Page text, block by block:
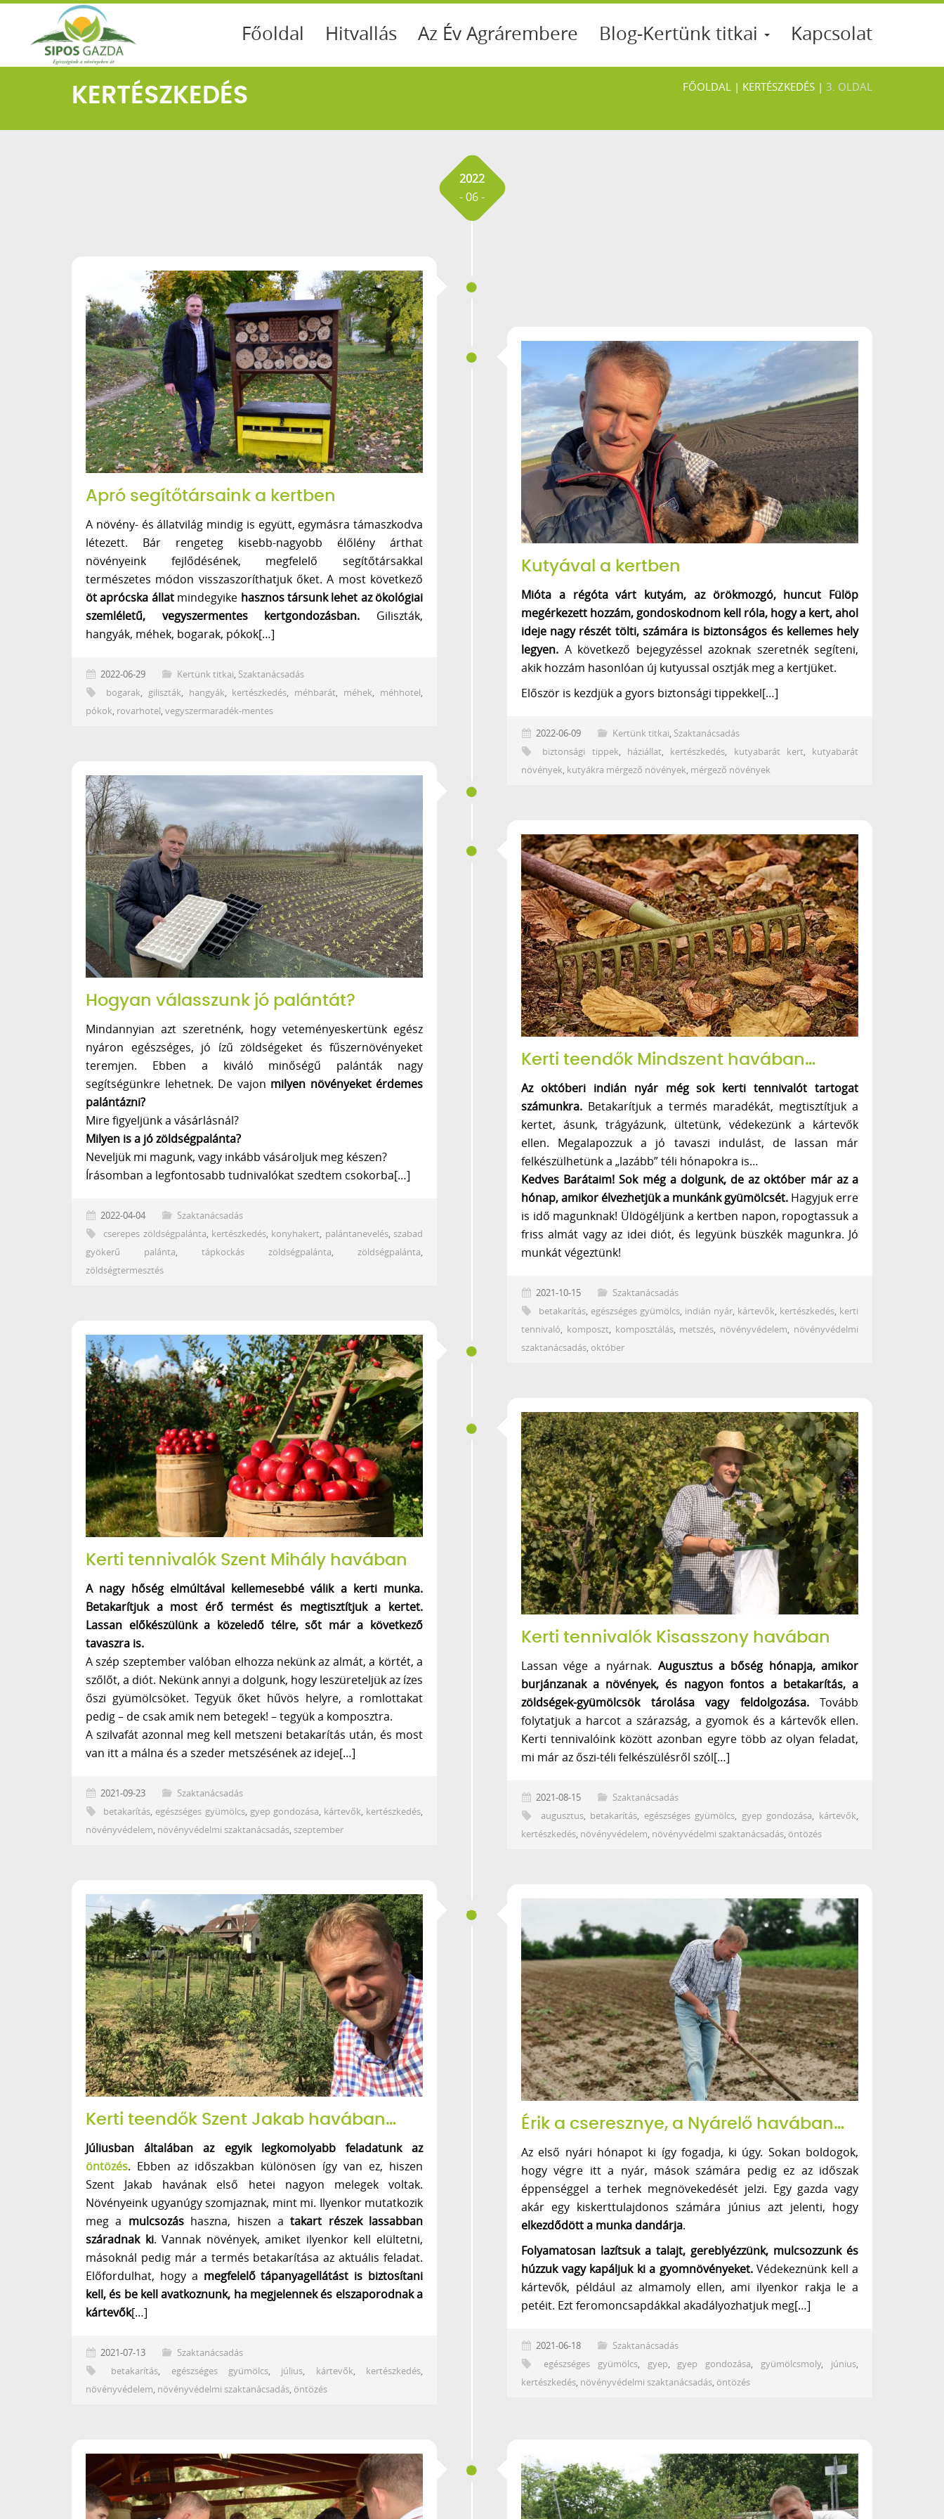
Főoldal Hitvallás Az Év Agrárembere Blog-Kertünk titkai Kapcsolat
KERTÉSZKEDÉS FŐOLDAL | KERTÉSZKEDÉS | 3. OLDAL
2022
- 06 -
Apró segítőtársaink a kertben
A növény- és állatvilág mindig is együtt, egymásra támaszkodva
létezett. Bár rengeteg kisebb-nagyobb élőlény árthat
növényeink fejlődésének, megfelelő segítőtársakkal
természetes módon visszaszoríthatjuk őket. A most következő
öt aprócska állatmindegyike hasznos társunk lehet az ökológiai
szemléletű, vegyszermentes kertgondozásban. Giliszták,
hangyák, méhek, bogarak, pókok[…]
2022-06-29 Kertünk titkai, Szaktanácsadás
bogarak, giliszták, hangyák, kertészkedés, méhbarát, méhek, méhhotel,
pókok, rovarhotel, vegyszermaradék-mentes
Kutyával a kertben
Mióta a régóta várt kutyám, az örökmozgó, huncut Fülöp
megérkezett hozzám, gondoskodnom kell róla, hogy a kert, ahol
ideje nagy részét tölti, számára is biztonságos és kellemes hely
legyen. A következő bejegyzéssel azoknak szeretnék segíteni,
akik hozzám hasonlóan új kutyussal osztják meg a kertjüket.
Először is kezdjük a gyors biztonsági tippekkel[…]
2022-06-09 Kertünk titkai, Szaktanácsadás
biztonsági tippek, háziállat, kertészkedés, kutyabarát kert, kutyabarát
növények, kutyákra mérgező növények, mérgező növények
Hogyan válasszunk jó palántát?
Mindannyian azt szeretnénk, hogy veteményeskertünk egész
nyáron egészséges, jó ízű zöldségeket és fűszernövényeket
teremjen. Ebben a kiváló minőségű palánták nagy
segítségünkre lehetnek. De vajon milyen növényeket érdemes
palántázni?
Mire figyeljünk a vásárlásnál?
Milyen is a jó zöldségpalánta?
Neveljük mi magunk, vagy inkább vásároljuk meg készen?
Írásomban a legfontosabb tudnivalókat szedtem csokorba[…]
2022-04-04
Szaktanácsadás
cserepes zöldségpalánta, kertészkedés, konyhakert, palántanevelés, szabad
gyökerű palánta, tápkockás zöldségpalánta, zöldségpalánta,
zöldségtermesztés
Kerti teendők Mindszent havában…
Az októberi indián nyár még sok kerti tennivalót tartogat
számunkra. Betakarítjuk a termés maradékát, megtisztítjuk a
kertet, ásunk, trágyázunk, ültetünk, védekezünk a kártevők
ellen. Megalapozzuk a jó tavaszi indulást, de lassan már
felkészülhetünk a „lazább” téli hónapokra is…
Kedves Barátaim! Sok még a dolgunk, de az október már az a
hónap, amikor élvezhetjük a munkánk gyümölcsét. Hagyjuk erre
is idő magunknak! Üldögéljünk a kertben napon, ropogtassuk a
friss almát vagy az idei diót, és legyünk büszkék magunkra. Jó
munkát végeztünk!
2021-10-15
Szaktanácsadás
betakarítás, egészséges gyümölcs, indián nyár, kártevők, kertészkedés, kerti
tennivaló, komposzt, komposztálás, metszés, növényvédelem, növényvédelmi
szaktanácsadás, október
Kerti tennivalók Szent Mihály havában
A nagy hőség elmúltával kellemesebbé válik a kerti munka.
Betakarítjuk a most érő termést és megtisztítjuk a kertet.
Lassan előkészülünk a közeledő télre, sőt már a következő
tavaszra is.
A szép szeptember valóban elhozza nekünk az almát, a körtét, a
szőlőt, a diót. Nekünk annyi a dolgunk, hogy leszüreteljük az ízes
őszi gyümölcsöket. Tegyük őket hűvös helyre, a romlottakat
pedig – de csak amik nem betegek! – tegyük a komposztra.
A szilvafát azonnal meg kell metszeni betakarítás után, és most
van itt a málna és a szeder metszésének az ideje[…]
2021-09-23
Szaktanácsadás
betakarítás, egészséges gyümölcs, gyep gondozása, kártevők, kertészkedés,
növényvédelem, növényvédelmi szaktanácsadás, szeptember
Kerti tennivalók Kisasszony havában
Lassan vége a nyárnak. Augusztus a bőség hónapja, amikor
burjánzanak a növények, és nagyon fontos a betakarítás, a
zöldségek-gyümölcsök tárolása vagy feldolgozása.Tovább
folytatjuk a harcot a szárazság, a gyomok és a kártevők ellen.
Kerti tennivalóink között azonban egyre több az olyan feladat,
mi már az őszi-téli felkészülésről szól[…]
2021-08-15
Szaktanácsadás
augusztus, betakarítás, egészséges gyümölcs, gyep gondozása, kártevők,
kertészkedés, növényvédelem, növényvédelmi szaktanácsadás, öntözés
Kerti teendők Szent Jakab havában…
Júliusban általában az egyik legkomolyabb feladatunk az
öntözés. Ebben az időszakban különösen így van ez, hiszen
Szent Jakab havának első hetei nagyon melegek voltak.
Növényeink ugyanúgy szomjaznak, mint mi. Ilyenkor mutatkozik
meg a mulcsozáshaszna, hiszen atakart részek lassabban
száradnak ki. Vannak növények, amiket ilyenkor kell elültetni,
másoknál pedig már a termés betakarítása az aktuális feladat.
Előfordulhat, hogy a megfelelő tápanyagellátást is biztosítani
kell, és be kell avatkoznunk, ha megjelennek és elszaporodnak a
kártevők[…]
2021-07-13
Szaktanácsadás
betakarítás, egészséges gyümölcs, július, kártevők, kertészkedés,
növényvédelem, növényvédelmi szaktanácsadás, öntözés
Érik a cseresznye, a Nyárelő havában…
Az első nyári hónapot ki így fogadja, ki úgy. Sokan boldogok,
hogy végre itt a nyár, mások számára pedig ez az időszak
éppenséggel a terhek megnövekedését jelzi. Egy gazda vagy
akár egy kiskerttulajdonos számára június azt jelenti, hogy
elkezdődött a munka dandárja.
Folyamatosan lazítsuk a talajt, gereblyézzünk, mulcsozzunk és
húzzuk vagy kapáljuk ki a gyomnövényeket.Védekeznünk kell a
kártevők, például az almamoly ellen, ami ilyenkor rakja le a
petéit. Ezt feromoncsapdákkal akadályozhatjuk meg[…]
2021-06-18
Szaktanácsadás
egészséges gyümölcs, gyep, gyep gondozása, gyümölcsmoly, június,
kertészkedés, növényvédelmi szaktanácsadás, öntözés